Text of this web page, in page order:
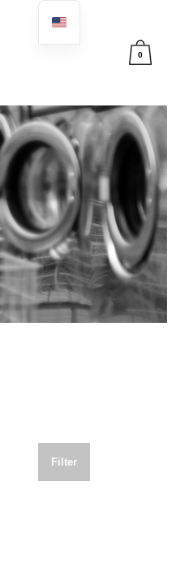
0
Filter